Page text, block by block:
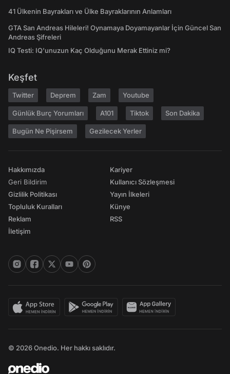
41 Ülkenin Bayrakları ve Ülke Bayraklarının Anlamları
GTA San Andreas Hileleri! Oynamaya Doyamayanlar İçin Güncel San
Andreas Şifreleri
IQ Testi: IQ'unuzun Kaç Olduğunu Merak Ettiniz mi?
Keşfet
Twitter Deprem Zam Youtube
Günlük Burç Yorumları A101 Tiktok Son Dakika
Bugün Ne Pişirsem Gezilecek Yerler
Hakkımızda
Geri Bildirim
Gizlilik Politikası
Topluluk Kuralları
Reklam
İletişim
Kariyer
Kullanıcı Sözleşmesi
Yayın İlkeleri
Künye
RSS
© 2026 Onedio. Her hakkı saklıdır.